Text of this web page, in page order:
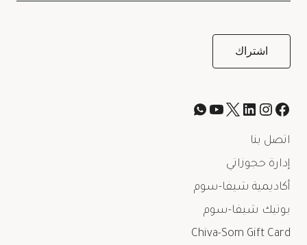
اتصل بنا
إدارة حجوزاتي
أكاديمية شيفا-سوم
بوتيك شيفا-سوم
Chiva-Som Gift Card